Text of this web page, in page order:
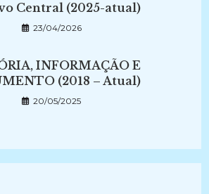
Central (2025-atual)
23/04/2026
INFORMAÇÃO E
(2018 – Atual)
20/05/2025